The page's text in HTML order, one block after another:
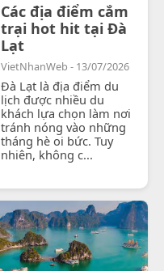
Các địa điểm cắm
trại hot hit tại Đà
Lạt
VietNhanWeb - 13/07/2026
Đà Lạt là địa điểm du
lịch được nhiều du
khách lựa chọn làm nơi
tránh nóng vào những
tháng hè oi bức. Tuy
nhiên, không c...